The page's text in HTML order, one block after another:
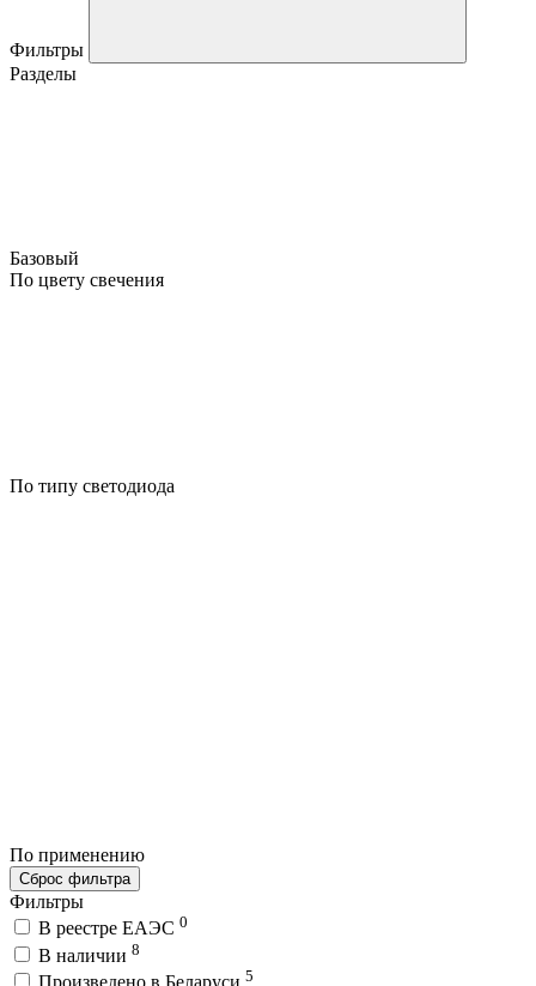
Фильтры
Разделы
Базовый
По цвету свечения
По типу светодиода
По применению
Сброс фильтра
Фильтры
В реестре ЕАЭС 0
В наличии 8
Произведено в Беларуси 5